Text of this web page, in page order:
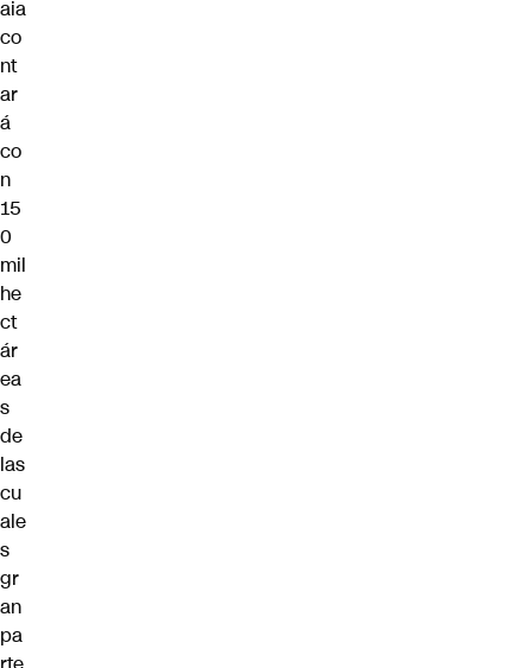
aia
co
nt
ar
á
co
n
15
0
mil
he
ct
ár
ea
s
de
las
cu
ale
s
gr
an
pa